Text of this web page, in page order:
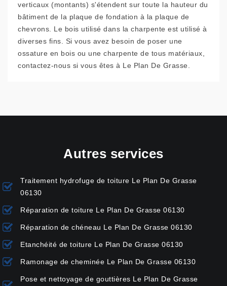
verticaux (montants) s'étendent sur toute la hauteur du
bâtiment de la plaque de fondation à la plaque de
chevrons. Le bois utilisé dans la charpente est utilisé à
diverses fins. Si vous avez besoin de poser une
ossature en bois ou une charpente de tous matériaux,
contactez-nous si vous êtes à Le Plan De Grasse.
Autres services
Traitement hydrofuge de toiture Le Plan De Grasse
06130
Réparation de toiture Le Plan De Grasse 06130
Réparation de chéneau Le Plan De Grasse 06130
Etanchéité de toiture Le Plan De Grasse 06130
Ramonage de cheminée Le Plan De Grasse 06130
Pose et nettoyage de gouttières Le Plan De Grasse